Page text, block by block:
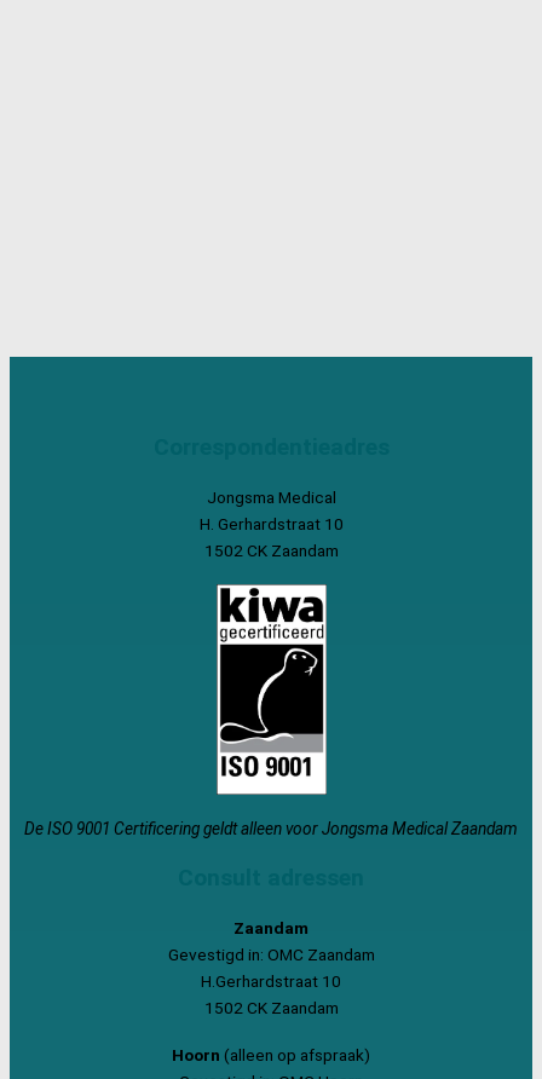
Jongsma Medical
H. Gerhardstraat 10
1502 CK Zaandam
De ISO 9001 Certificering geldt alleen voor Jongsma Medical Zaandam
Zaandam
Gevestigd in: OMC Zaandam
H.Gerhardstraat 10
1502 CK Zaandam
Hoorn (alleen op afspraak)